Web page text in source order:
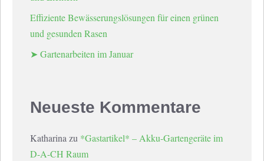
Effiziente Bewässerungslösungen für einen grünen
und gesunden Rasen
➤ Gartenarbeiten im Januar
Neueste Kommentare
Katharina zu *Gastartikel* – Akku-Gartengeräte im
D-A-CH Raum